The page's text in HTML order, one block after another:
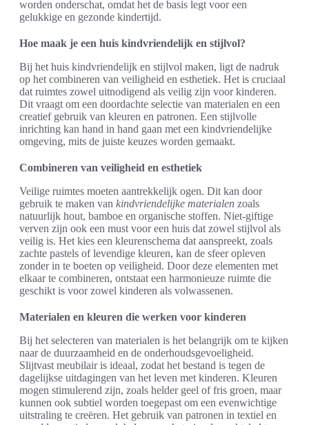
worden onderschat, omdat het de basis legt voor een
gelukkige en gezonde kindertijd.
Hoe maak je een huis kindvriendelijk en stijlvol?
Bij het huis kindvriendelijk en stijlvol maken, ligt de nadruk
op het combineren van veiligheid en esthetiek. Het is cruciaal
dat ruimtes zowel uitnodigend als veilig zijn voor kinderen.
Dit vraagt om een doordachte selectie van materialen en een
creatief gebruik van kleuren en patronen. Een stijlvolle
inrichting kan hand in hand gaan met een kindvriendelijke
omgeving, mits de juiste keuzes worden gemaakt.
Combineren van veiligheid en esthetiek
Veilige ruimtes moeten aantrekkelijk ogen. Dit kan door
gebruik te maken van kindvriendelijke materialen zoals
natuurlijk hout, bamboe en organische stoffen. Niet-giftige
verven zijn ook een must voor een huis dat zowel stijlvol als
veilig is. Het kies een kleurenschema dat aanspreekt, zoals
zachte pastels of levendige kleuren, kan de sfeer opleven
zonder in te boeten op veiligheid. Door deze elementen met
elkaar te combineren, ontstaat een harmonieuze ruimte die
geschikt is voor zowel kinderen als volwassenen.
Materialen en kleuren die werken voor kinderen
Bij het selecteren van materialen is het belangrijk om te kijken
naar de duurzaamheid en de onderhoudsgevoeligheid.
Slijtvast meubilair is ideaal, zodat het bestand is tegen de
dagelijkse uitdagingen van het leven met kinderen. Kleuren
mogen stimulerend zijn, zoals helder geel of fris groen, maar
kunnen ook subtiel worden toegepast om een evenwichtige
uitstraling te creëren. Het gebruik van patronen in textiel en